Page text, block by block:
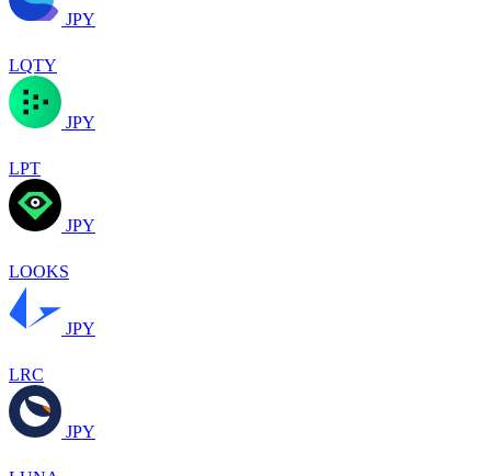
JPY
LQTY
JPY
LPT
JPY
LOOKS
JPY
LRC
JPY